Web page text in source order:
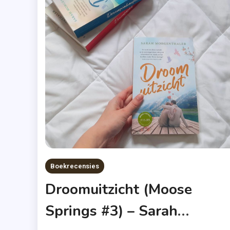
Boekrecensies
Droomuitzicht (Moose
Springs #3) – Sarah